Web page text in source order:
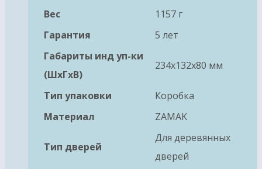
Вес
1157 г
Гарантия
5 лет
Габариты инд уп-ки
(ШхГхВ)
234x132x80 мм
Тип упаковки
Коробка
Материал
ZAMAK
Тип дверей
Для деревянных
дверей